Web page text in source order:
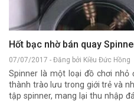
Hốt bạc nhờ bán quay
07/07/2017 - Đăng bởi Kiều Đức Hồng
Spinner là một loại đồ chơi nhỏ
thành trào lưu trong giới trẻ và
tập spinner, mang lại thu nhập